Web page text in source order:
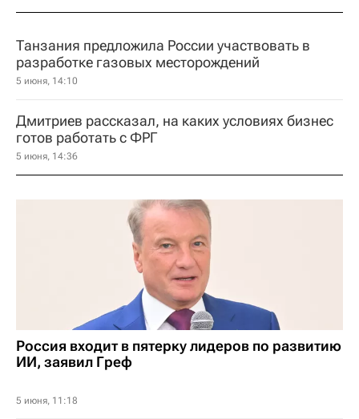
Танзания предложила России участвовать в
разработке газовых месторождений
5 июня, 14:10
Дмитриев рассказал, на каких условиях бизнес
готов работать с ФРГ
5 июня, 14:36
Россия входит в пятерку лидеров по развитию
ИИ, заявил Греф
5 июня, 11:18